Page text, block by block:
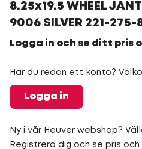
8.25x19.5 WHEEL
9006 SILVER 221-275-
Logga in och se ditt pris
Har du redan ett konto?
Logga in
Ny i vår Heuver webshop?
Registrera dig och se pris och